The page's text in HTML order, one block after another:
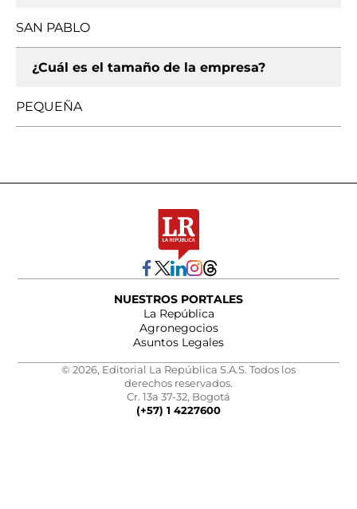
SAN PABLO
¿Cuál es el tamaño de la empresa?
PEQUEÑA
NUESTROS PORTALES
La República
Agronegocios
Asuntos Legales
© 2026, Editorial La República S.A.S. Todos los
derechos reservados.
Cr. 13a 37-32, Bogotá
(+57) 1 4227600